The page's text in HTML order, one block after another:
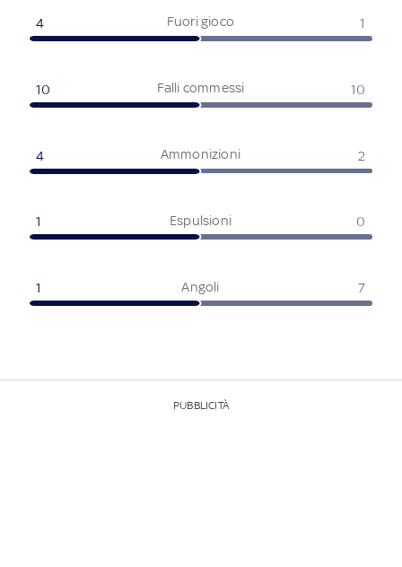
Fuori gioco
4 1
Falli commessi
10 10
Ammonizioni
4 2
Espulsioni
1 0
Angoli
1 7
PUBBLICITÀ